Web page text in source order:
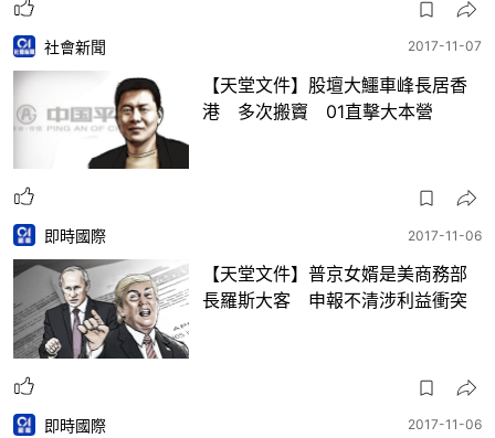
社會新聞 2017-11-07
【天堂文件】股壇大鱷車峰長居香
港 多次搬竇 01直擊大本營
即時國際 2017-11-06
【天堂文件】普京女婿是美商務部
長羅斯大客 申報不清涉利益衝突
即時國際 2017-11-06